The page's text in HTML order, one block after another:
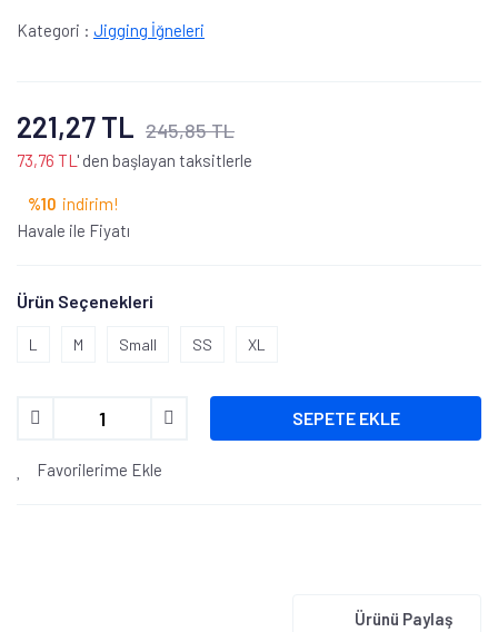
Kategori : Jigging İğneleri
221,27 TL 245,85 TL
73,76 TL ' den başlayan taksitlerle
%10 indirim!
Havale ile Fiyatı
Ürün Seçenekleri
L M Small SS XL
SEPETE EKLE
Favorilerime Ekle
Ürünü Paylaş